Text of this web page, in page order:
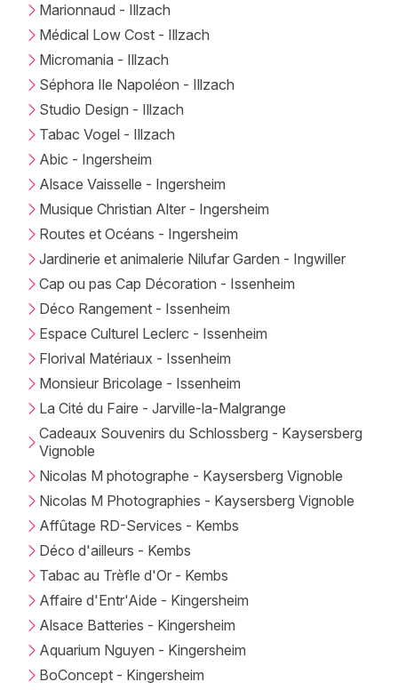
Marionnaud - Illzach
Médical Low Cost - Illzach
Micromania - Illzach
Séphora Ile Napoléon - Illzach
Studio Design - Illzach
Tabac Vogel - Illzach
Abic - Ingersheim
Alsace Vaisselle - Ingersheim
Musique Christian Alter - Ingersheim
Routes et Océans - Ingersheim
Jardinerie et animalerie Nilufar Garden - Ingwiller
Cap ou pas Cap Décoration - Issenheim
Déco Rangement - Issenheim
Espace Culturel Leclerc - Issenheim
Florival Matériaux - Issenheim
Monsieur Bricolage - Issenheim
La Cité du Faire - Jarville-la-Malgrange
Cadeaux Souvenirs du Schlossberg - Kaysersberg
Vignoble
Nicolas M photographe - Kaysersberg Vignoble
Nicolas M Photographies - Kaysersberg Vignoble
Affûtage RD-Services - Kembs
Déco d'ailleurs - Kembs
Tabac au Trèfle d'Or - Kembs
Affaire d'Entr'Aide - Kingersheim
Alsace Batteries - Kingersheim
Aquarium Nguyen - Kingersheim
BoConcept - Kingersheim